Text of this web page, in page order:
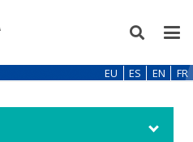
EU ES EN FR